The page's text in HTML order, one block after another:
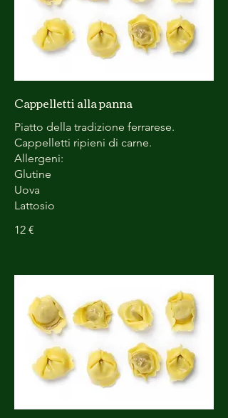
Cappelletti alla panna
Piatto della tradizione ferrarese.
Cappelletti ripieni di carne.
Allergeni:
Glutine
Uova
Lattosio
12 €